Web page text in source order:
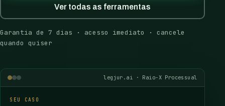
Ver todas as ferramentas
Garantia de 7 dias · acesso imediato · cancele
quando quiser
legjur.ai · Raio-X Processual
SEU CASO